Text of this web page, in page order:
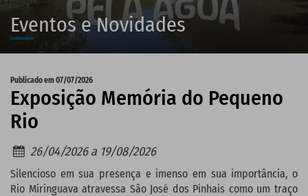
Alimentação e Lazer
Operações de serviços
Eventos e Novidades
Publicado em 07/07/2026
Exposição Memória do Pequeno
Rio
26/04/2026 a 19/08/2026
Silencioso em sua presença e imenso em sua importância, o
Rio Miringuava atravessa São José dos Pinhais como um traço